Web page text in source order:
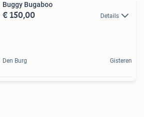
Buggy Bugaboo
€ 150,00 Details
Den Burg Gisteren